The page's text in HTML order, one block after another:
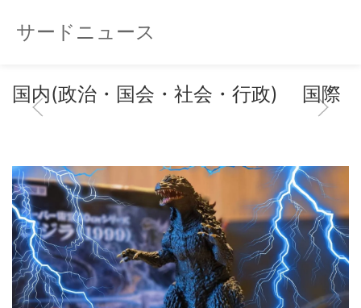
サードニュース
国内(政治・国会・社会・行政) 国際